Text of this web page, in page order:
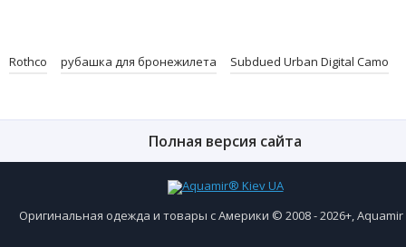
Rothco рубашка для бронежилета Subdued Urban Digital Camo
Полная версия сайта
Оригинальная одежда и товары с Америки © 2008 - 2026+,